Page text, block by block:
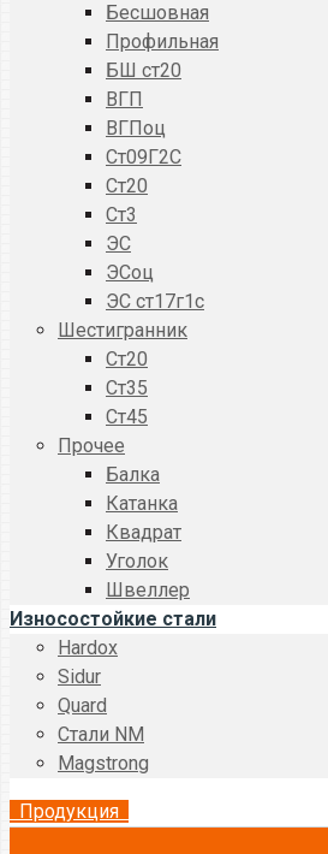
Бесшовная
Профильная
БШ ст20
ВГП
ВГПоц
Ст09Г2С
Ст20
Ст3
ЭС
ЭСоц
ЭС ст17г1с
Шестигранник
Ст20
Ст35
Ст45
Прочее
Балка
Катанка
Квадрат
Уголок
Швеллер
Износостойкие стали
Hardox
Sidur
Quard
Стали NM
Magstrong
Продукция